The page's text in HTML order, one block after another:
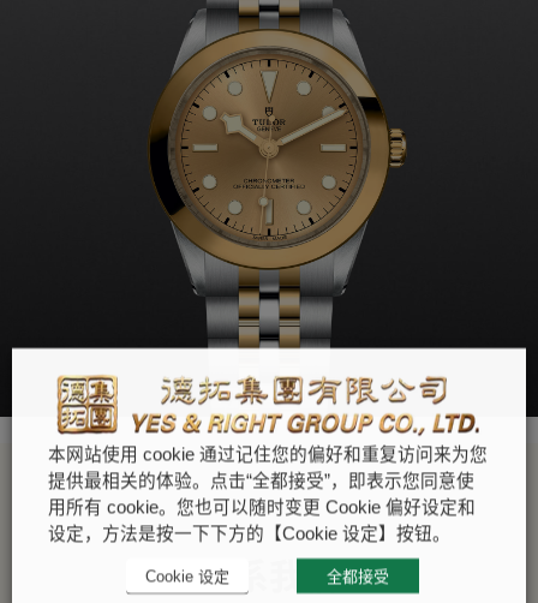
联系我们
本网站使用 cookie 通过记住您的偏好和重复访问来为您
提供最相关的体验。点击“全都接受”，即表示您同意使
用所有 cookie。您也可以随时变更 Cookie 偏好设定和
设定，方法是按一下下方的【Cookie 设定】按钮。
Cookie 设定 全都接受